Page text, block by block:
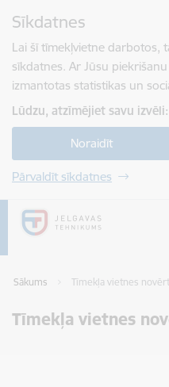
Sīkdatnes
Lai šī tīmekļvietne darbotos,
sīkdatnes. Ar Jūsu
izmantotas statistikas un
Lūdzu, atzīmējiet savu izvēli:
Noraidīt
Pārvaldīt sīkdatnes
Sākums Tīmekļa vietnes
Tīmekļa vietnes